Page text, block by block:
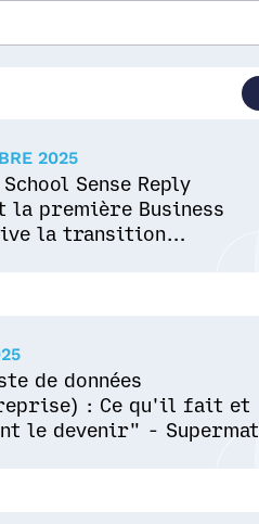
2025
Sense Reply
la première Business
la transition
de données
: Ce qu'il fait et
le devenir" - Supermat